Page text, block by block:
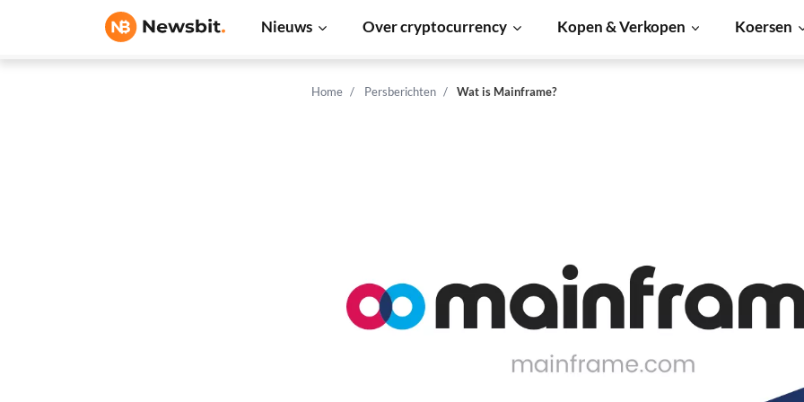
Nieuws Over cryptocurrency Kopen & Verkopen Koersen
Home Persberichten Wat is Mainframe?